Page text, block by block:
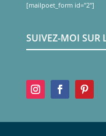
[mailpoet_form id="2"]
SUIVEZ-MOI SUR